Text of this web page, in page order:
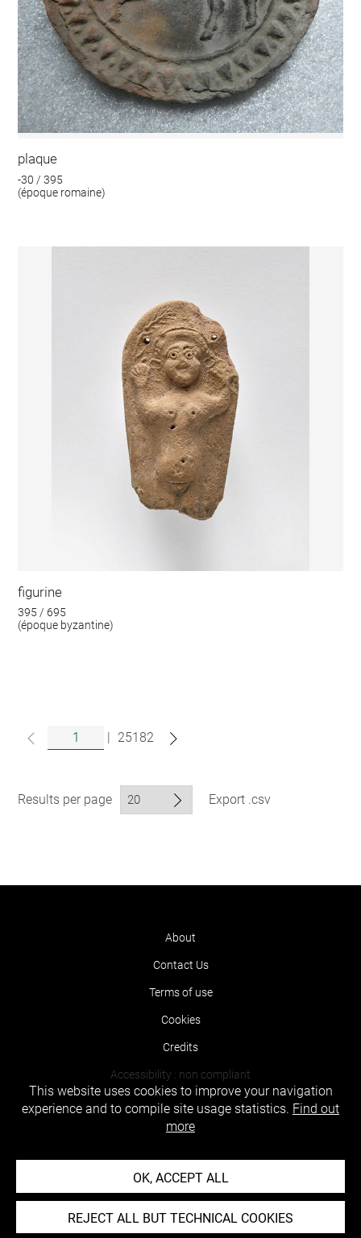
plaque
-30 / 395
(époque romaine)
figurine
395 / 695
(époque byzantine)
| 25182
Results per page Export .csv
About
Contact Us
Terms of use
Cookies
Credits
Accessibility : non compliant
This website uses cookies to improve your navigation
experience and to compile site usage statistics. Find out
more
OK, ACCEPT ALL
REJECT ALL BUT TECHNICAL COOKIES